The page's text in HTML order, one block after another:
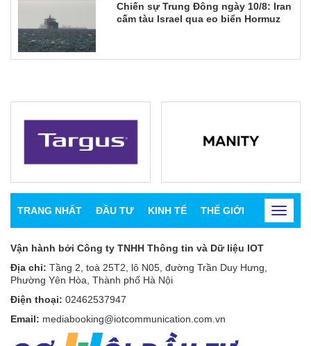
Chiến sự Trung Đông ngày 10/8: Iran
cấm tàu Israel qua eo biển Hormuz
TRANG NHẤT ĐẦU TƯ KINH TẾ THẾ GIỚI CHỨNG
Toggle
Vận hành bởi Công ty TNHH Thông tin và Dữ liệu IOT
Địa chỉ: Tầng 2, toà 25T2, lô N05, đường Trần Duy Hưng,
Phường Yên Hòa, Thành phố Hà Nội
Điện thoại: 02462537947
Email: mediabooking@iotcommunication.com.vn